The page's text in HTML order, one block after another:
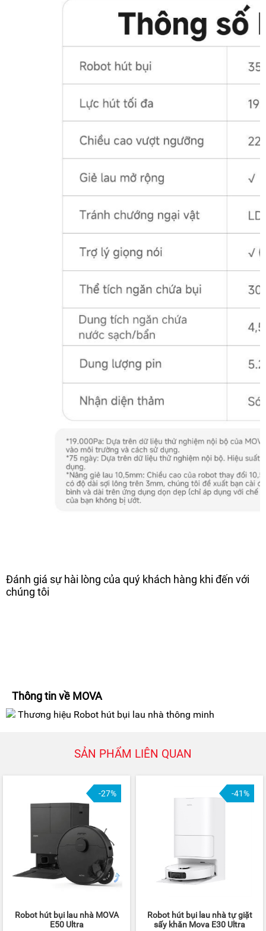
Đánh giá sự hài lòng của quý khách hàng khi đến với
chúng tôi
Thông tin về MOVA
Thương hiệu Robot hút bụi lau nhà thông minh
SẢN PHẨM LIÊN QUAN
-27%
Robot hút bụi lau nhà MOVA
E50 Ultra
-41%
Robot hút bụi lau nhà tự giặt
sấy khăn Mova E30 Ultra